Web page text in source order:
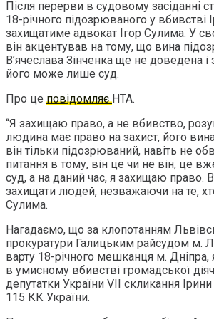
Після перерви в судовому засіданні
18-річного підозрюваного у вбивстві
захищатиме адвокат Ігор Сулима. У
він акцентував на тому, що вина
В’ячеслава Зінченка ще не доведена і
його може лише суд.
Про це повідомляєНТА.
“Я захищаю право, а не вбивство,
людина має право на захист, його
він тільки підозрюваний, навіть не
питання в тому, він це чи не він, це
суд, а на даний час, я захищаю право.
захищати людей, незважаючи на те,
Сулима.
Нагадаємо, що за клопотанням
прокуратури Галицьким райсудом м.
варту 18-річного мешканця м. Дніпра,
в умисному вбивстві громадської
депутатки України VII скликання Ірини
115 КК України.